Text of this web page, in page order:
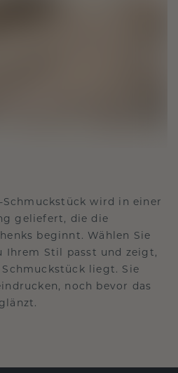
Schmuckstück wird in einer
geliefert, die die
beginnt. Wählen Sie
Ihrem Stil passt und zeigt,
liegt. Sie
noch bevor das